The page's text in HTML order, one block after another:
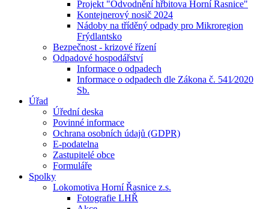
Projekt "Odvodnění hřbitova Horní Řasnice"
Kontejnerový nosič 2024
Nádoby na tříděný odpady pro Mikroregion
Frýdlantsko
Bezpečnost - krizové řízení
Odpadové hospodářství
Informace o odpadech
Informace o odpadech dle Zákona č. 541⁄2020
Sb.
Úřad
Úřední deska
Povinné informace
Ochrana osobních údajů (GDPR)
E-podatelna
Zastupitelé obce
Formuláře
Spolky
Lokomotiva Horní Řasnice z.s.
Fotografie LHŘ